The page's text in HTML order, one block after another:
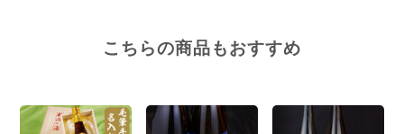
こちらの商品もおすすめ